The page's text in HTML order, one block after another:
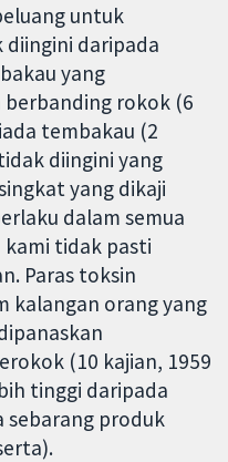
untuk
diingini daripada
yang
rokok (6
tembakau (2
diingini yang
yang dikaji
dalam semua
kami tidak pasti
Paras toksin
kalangan orang yang
(10 kajian, 1959
tinggi daripada
sebarang produk